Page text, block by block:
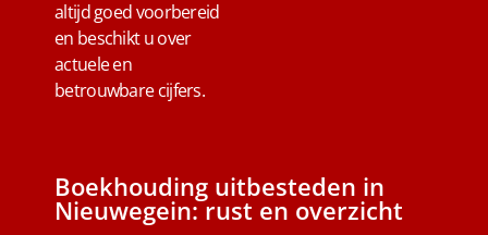
altijd goed voorbereid
en beschikt u over
actuele en
betrouwbare cijfers.
Boekhouding uitbesteden in
Nieuwegein: rust en overzicht